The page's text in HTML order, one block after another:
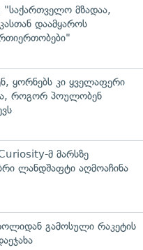
"საქართველო მზადაა,
დაამყაროს
ყორნებს კი ყველაფერი
როგორ პოულობენ
მ მარსზე
ლანდშაფტი აღმოაჩინა
გამოსული რაკეტის